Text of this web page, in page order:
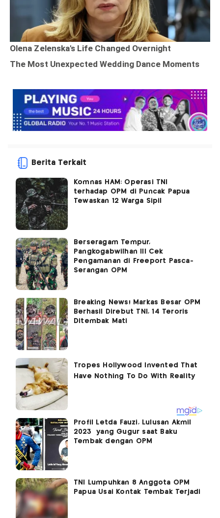
Berita Terkait
Komnas HAM: Operasi TNI
terhadap OPM di Puncak Papua
Tewaskan 12 Warga Sipil
Berseragam Tempur,
Pangkogabwilhan III Cek
Pengamanan di Freeport Pasca-
Serangan OPM
Breaking News! Markas Besar OPM
Berhasil Direbut TNI, 14 Teroris
Ditembak Mati
Profil Letda Fauzi, Lulusan Akmil
2023 yang Gugur saat Baku
Tembak dengan OPM
TNI Lumpuhkan 8 Anggota OPM
Papua Usai Kontak Tembak Terjadi